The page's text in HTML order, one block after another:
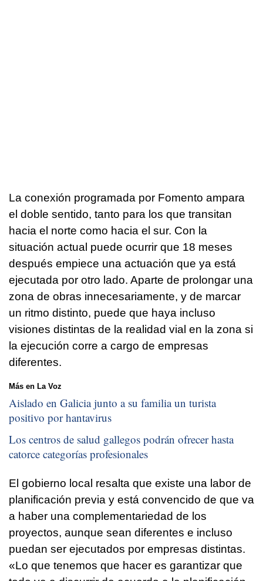
La conexión programada por Fomento ampara
el doble sentido, tanto para los que transitan
hacia el norte como hacia el sur. Con la
situación actual puede ocurrir que 18 meses
después empiece una actuación que ya está
ejecutada por otro lado. Aparte de prolongar una
zona de obras innecesariamente, y de marcar
un ritmo distinto, puede que haya incluso
visiones distintas de la realidad vial en la zona si
la ejecución corre a cargo de empresas
diferentes.
Más en La Voz
Aislado en Galicia junto a su familia un turista
positivo por hantavirus
Los centros de salud gallegos podrán ofrecer hasta
catorce categorías profesionales
El gobierno local resalta que existe una labor de
planificación previa y está convencido de que va
a haber una complementariedad de los
proyectos, aunque sean diferentes e incluso
puedan ser ejecutados por empresas distintas.
«Lo que tenemos que hacer es garantizar que